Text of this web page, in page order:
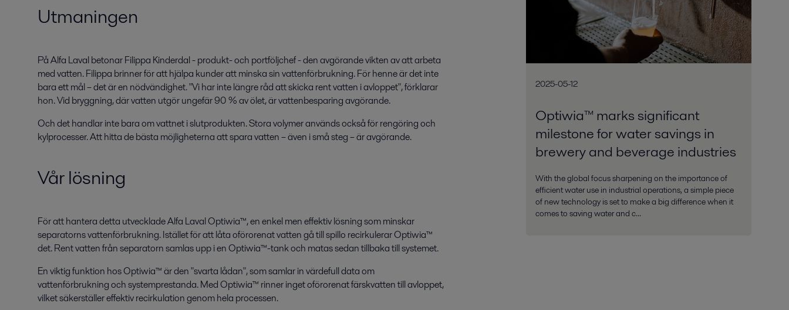
Utmaningen
På Alfa Laval betonar Filippa Kinderdal - produkt- och portföljchef - den avgörande vikten av att arbeta
med vatten. Filippa brinner för att hjälpa kunder att minska sin vattenförbrukning. För henne är det inte
bara ett mål – det är en nödvändighet. "Vi har inte längre råd att skicka rent vatten i avloppet", förklarar
hon. Vid bryggning, där vatten utgör ungefär 90 % av ölet, är vattenbesparing avgörande.
Och det handlar inte bara om vattnet i slutprodukten. Stora volymer används också för rengöring och
kylprocesser. Att hitta de bästa möjligheterna att spara vatten – även i små steg – är avgörande.
Vår lösning
För att hantera detta utvecklade Alfa Laval Optiwia™, en enkel men effektiv lösning som minskar
separatorns vattenförbrukning. Istället för att låta oförorenat vatten gå till spillo recirkulerar Optiwia™
det. Rent vatten från separatorn samlas upp i en Optiwia™-tank och matas sedan tillbaka till systemet.
En viktig funktion hos Optiwia™ är den "svarta lådan", som samlar in värdefull data om
vattenförbrukning och systemprestanda. Med Optiwia™ rinner inget oförorenat färskvatten till avloppet,
vilket säkerställer effektiv recirkulation genom hela processen.
2025-05-12
Optiwia™ marks significant
milestone for water savings in
brewery and beverage industries
With the global focus sharpening on the importance of
efficient water use in industrial operations, a simple piece
of new technology is set to make a big difference when it
comes to saving water and c...